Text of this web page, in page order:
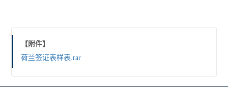
【附件】
荷兰签证表样表.rar